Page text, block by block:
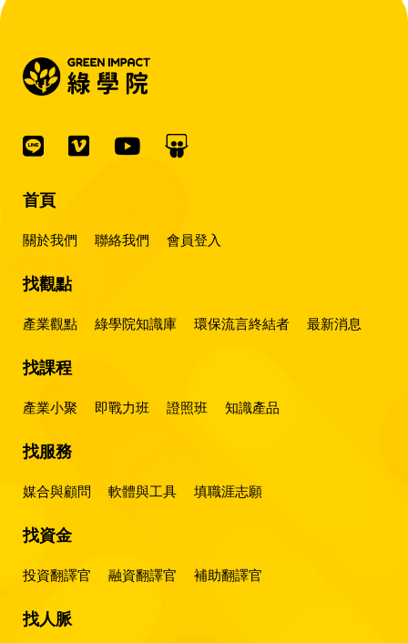
首頁
關於我們 聯絡我們 會員登入
找觀點
產業觀點 綠學院知識庫 環保流言終結者 最新消息
找課程
產業小聚 即戰力班 證照班 知識產品
找服務
媒合與顧問 軟體與工具 填職涯志願
找資金
投資翻譯官 融資翻譯官 補助翻譯官
找人脈